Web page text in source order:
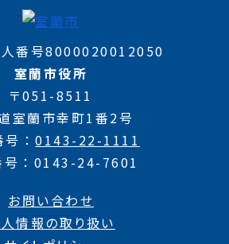
番号8000020012050
室蘭市役所
〒051-8511
室蘭市幸町1番2号
号
0143-22-1111
号
0143-24-7601
お問い合わせ
情報の取り扱い